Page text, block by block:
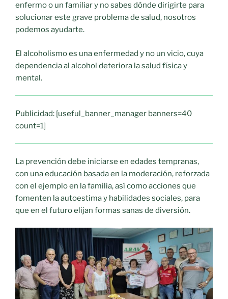
enfermo o un familiar y no sabes dónde dirigirte para
solucionar este grave problema de salud, nosotros
podemos ayudarte.
El alcoholismo es una enfermedad y no un vicio, cuya
dependencia al alcohol deteriora la salud física y
mental.
Publicidad: [useful_banner_manager banners=40
count=1]
La prevención debe iniciarse en edades tempranas,
con una educación basada en la moderación, reforzada
con el ejemplo en la familia, así como acciones que
fomenten la autoestima y habilidades sociales, para
que en el futuro elijan formas sanas de diversión.